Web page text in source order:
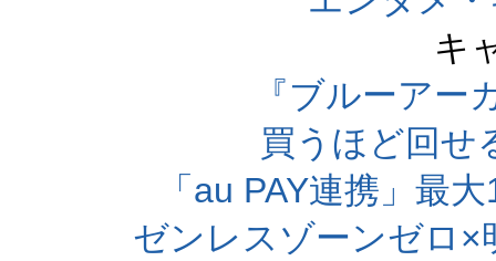
キ
『ブルーアー
買うほど回せ
「au PAY連携」最
ゼンレスゾーンゼロ